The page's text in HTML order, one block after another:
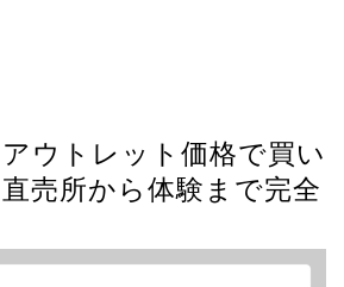
ウトレット価格で買い
売所から体験まで完全